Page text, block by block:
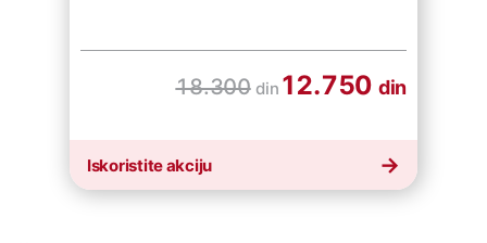
18.300 din 12.750 din
Iskoristite akciju